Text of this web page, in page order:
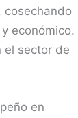
cosechando
económico.
el sector de
en